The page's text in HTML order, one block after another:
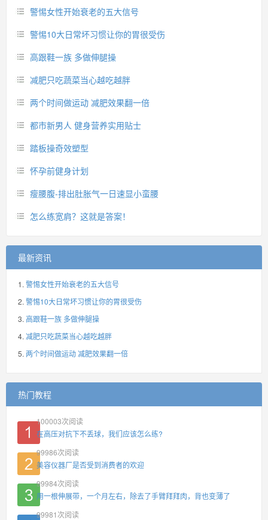
警惕女性开始衰老的五大信号
警惕10大日常坏习惯让你的胃很受伤
高跟鞋一族 多做伸腿操
减肥只吃蔬菜当心越吃越胖
两个时间做运动 减肥效果翻一倍
都市新男人 健身营养实用贴士
踏板操奇效塑型
怀孕前健身计划
瘦腰腹-排出肚胀气一日速显小蛮腰
怎么练宽肩？这就是答案！
最新资讯
警惕女性开始衰老的五大信号
警惕10大日常坏习惯让你的胃很受伤
高跟鞋一族 多做伸腿操
减肥只吃蔬菜当心越吃越胖
两个时间做运动 减肥效果翻一倍
热门教程
100003次阅读
在高压对抗下不丢球，我们应该怎么练?
99986次阅读
美容仪器厂是否受到消费者的欢迎
99984次阅读
用一根伸展带，一个月左右，除去了手臂拜拜肉，背也变薄了
99981 次阅读